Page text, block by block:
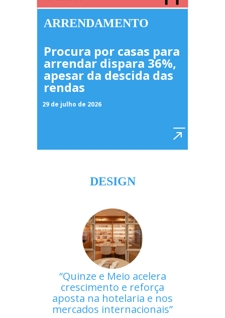
ARRENDAMENTO
Procura por casas para
arrendar dispara 36%,
apesar da descida das
rendas
29 de julho de 2026
DESIGN
Quinze e Meio acelera
crescimento e reforça
aposta na hotelaria e nos
mercados internacionais